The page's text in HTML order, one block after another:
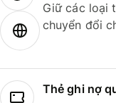
Giữ các loại
chuyển đổi
Thẻ ghi nợ